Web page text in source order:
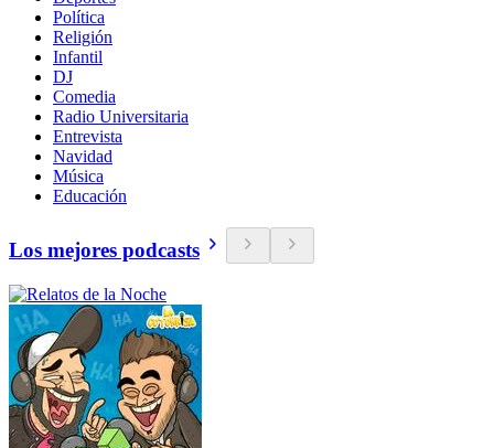
Política
Religión
Infantil
DJ
Comedia
Radio Universitaria
Entrevista
Navidad
Música
Educación
Los mejores podcasts